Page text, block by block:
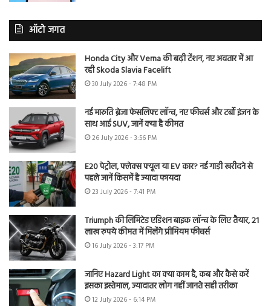
ऑटो जगत
Honda City और Verna की बढ़ी टेंशन, नए अवतार में आ
रही Skoda Slavia Facelift
30 July 2026 - 7:48 PM
नई मारुति ब्रेजा फेसलिफ्ट लॉन्च, नए फीचर्स और टर्बो इंजन के
साथ आई SUV, जानें क्या है कीमत
26 July 2026 - 3:56 PM
E20 पेट्रोल, फ्लेक्स फ्यूल या EV कार? नई गाड़ी खरीदने से
पहले जानें किसमें है ज्यादा फायदा
23 July 2026 - 7:41 PM
Triumph की लिमिटेड एडिशन बाइक लॉन्च के लिए तैयार, 21
लाख रुपये कीमत में मिलेंगे प्रीमियम फीचर्स
16 July 2026 - 3:17 PM
जानिए Hazard Light का क्या काम है, कब और कैसे करें
इसका इस्तेमाल, ज्यादातर लोग नहीं जानते सही तरीका
12 July 2026 - 6:14 PM